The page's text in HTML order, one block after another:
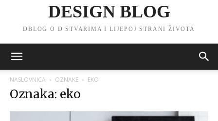
DESIGN BLOG
DBLOG O D STVARIMA I LIJEPOJ STRANI ŽIVOTA
NASLOVNICA OZNAKE EKO
Oznaka: eko